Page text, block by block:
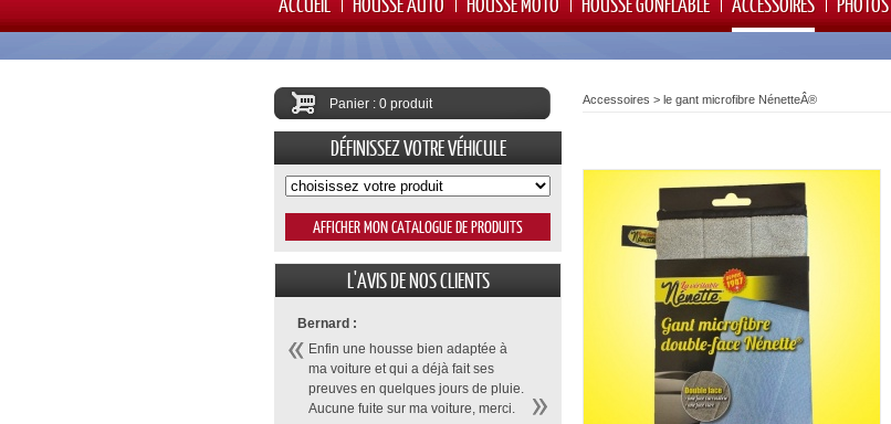
Accessoires > le gant microfibre NénetteÂ®
Panier : 0 produit
DÉFINISSEZ VOTRE VÉHICULE
L'AVIS DE NOS CLIENTS
Bernard :
Enfin une housse bien adaptée à
ma voiture et qui a déjà fait ses
preuves en quelques jours de pluie.
Aucune fuite sur ma voiture, merci.